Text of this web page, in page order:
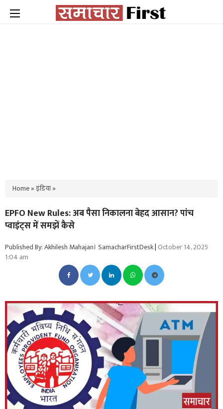
Home»इंडिया»
EPFO New Rules: अब पैसा निकालना बेहद आसान? पांच
प्वाइंट्स में समझें कैसे
Published By: Akhilesh Mahajan। SamacharFirstDesk|October 14, 2025
1:04 am